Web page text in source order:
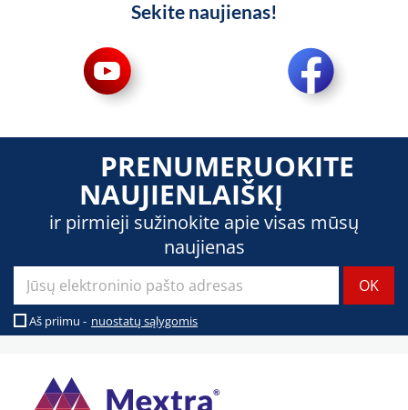
Sekite naujienas!
PRENUMERUOKITE
NAUJIENLAIŠKĮ
ir pirmieji sužinokite apie visas mūsų
naujienas
Aš priimu - nuostatų sąlygomis